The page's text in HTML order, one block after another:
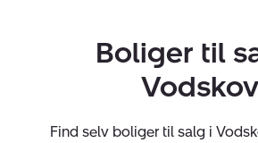
hvor meget man potentielt kan købe
salgvurdering er ganske gratis og
kontakt os endelig!
Vis din boligs potentiale
Boliger til
Vodskov
Find selv boliger til salg i